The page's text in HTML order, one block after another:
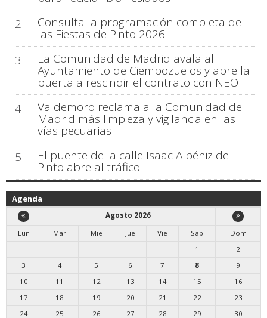
2
Consulta la programación completa de
las Fiestas de Pinto 2026
3
La Comunidad de Madrid avala al
Ayuntamiento de Ciempozuelos y abre la
puerta a rescindir el contrato con NEO
4
Valdemoro reclama a la Comunidad de
Madrid más limpieza y vigilancia en las
vías pecuarias
5
El puente de la calle Isaac Albéniz de
Pinto abre al tráfico
Agenda
Agosto 2026
Lun
Mar Mie Jue Vie Sab
Dom
1
2
3
4 5 6 7 8
9
10
11 12 13 14 15
16
17
18 19 20 21 22
23
24
25 26 27 28 29
30